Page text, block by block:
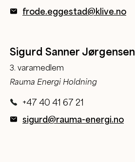
frode.eggestad@klive.no
Sigurd Sanner Jørgensen
3. varamedlem
Rauma Energi Holdning
+47 40 41 67 21
sigurd@rauma-energi.no